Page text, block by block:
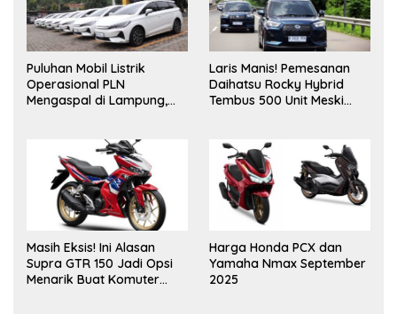
Puluhan Mobil Listrik
Operasional PLN
Mengaspal di Lampung,
Laris Manis! Pemesanan
Daihatsu Rocky Hybrid
Tembus 500 Unit Meski
Masih Eksis! Ini Alasan
Supra GTR 150 Jadi Opsi
Menarik Buat Komuter
Harga Honda PCX dan
Yamaha Nmax September
2025